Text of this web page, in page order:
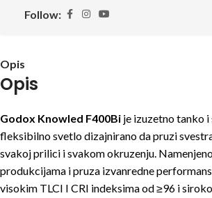
Follow:
Opis
Opis
Godox Knowled F400Bi je izuzetno tanko i
fleksibilno svetlo dizajnirano da pruzi
svakoj prilici i svakom okruzenju.
produkcijama i pruza izvanredne
visokim TLCI I CRI indeksima od ≥96 i